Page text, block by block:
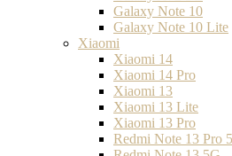
Galaxy Note 10
Galaxy Note 10 Lite
Xiaomi
Xiaomi 14
Xiaomi 14 Pro
Xiaomi 13
Xiaomi 13 Lite
Xiaomi 13 Pro
Redmi Note 13 Pro